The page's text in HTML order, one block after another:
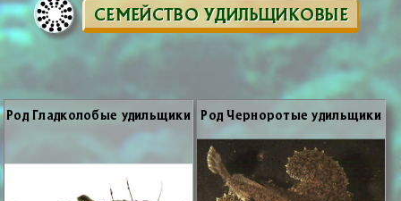
СЕМЕЙСТВО УДИЛЬЩИКОВЫЕ
Род Глад­ко­ло­бые удиль­щи­ки Род Чер­но­ро­тые удиль­щи­ки